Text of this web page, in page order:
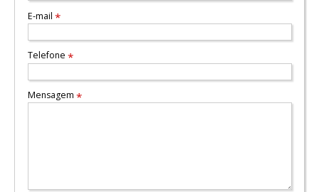
E-mail *
Telefone *
Mensagem *